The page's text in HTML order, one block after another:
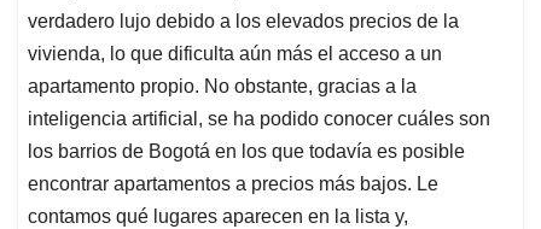
verdadero lujo debido a los elevados precios de la
vivienda, lo que dificulta aún más el acceso a un
apartamento propio. No obstante, gracias a la
inteligencia artificial, se ha podido conocer cuáles son
los barrios de Bogotá en los que todavía es posible
encontrar apartamentos a precios más bajos. Le
contamos qué lugares aparecen en la lista y,